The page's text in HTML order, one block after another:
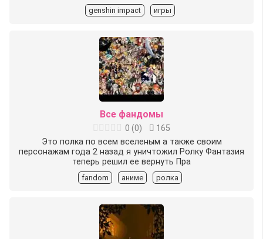
genshin impact игры
Все фандомы
0 (0)
165
Это полка по всем вселеным а также своим
персонажам года 2 назад я уничтожил Ролку Фантазия
теперь решил еe вернуть Пра
fandom аниме ролка